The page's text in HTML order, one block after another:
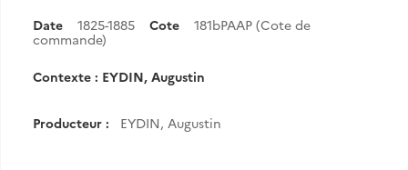
Date 1825-1885 Cote
181bPAAP (Cote de
commande)
Contexte : EYDIN, Augustin
Producteur : EYDIN, Augustin